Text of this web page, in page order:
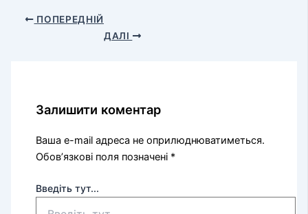
ПОПЕРЕДНІЙ
ДАЛІ
Залишити коментар
Ваша e-mail адреса не оприлюднюватиметься.
Обов’язкові поля позначені *
Введіть тут...